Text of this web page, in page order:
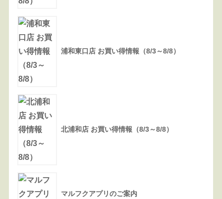
浦和東口店 お買い得情報（8/3～8/8）
北浦和店 お買い得情報（8/3～8/8）
マルフクアプリのご案内